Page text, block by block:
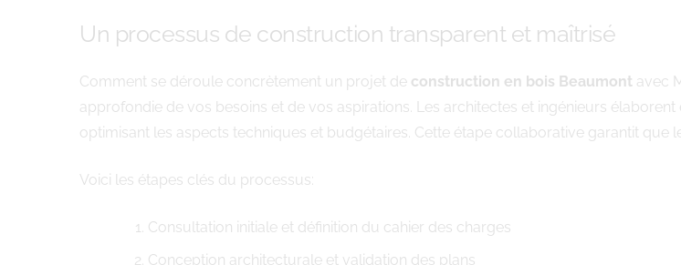
Un processus de construction transparent et maîtrisé
Comment se déroule concrètement un projet de construction en bois Beaumont avec
approfondie de vos besoins et de vos aspirations. Les architectes et ingénieurs
optimisant les aspects techniques et budgétaires. Cette étape collaborative garantit que
Voici les étapes clés du processus:
Consultation initiale et définition du cahier des charges
Conception architecturale et validation des plans